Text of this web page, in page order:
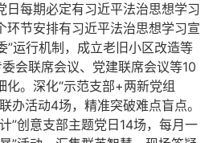
日每期必定有习近平法治思想学习
环节安排有习近平法治思想学习宣
”运行机制，成立老旧小区改造等
会联席会议、党建联席会议等10
。深化“示范支部+两新党组
办活动4场，精准突破难点盲点。
”创意支部主题党日14场，每月一